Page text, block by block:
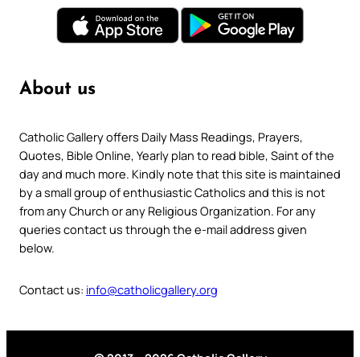
About us
Catholic Gallery offers Daily Mass Readings, Prayers,
Quotes, Bible Online, Yearly plan to read bible, Saint of the
day and much more. Kindly note that this site is maintained
by a small group of enthusiastic Catholics and this is not
from any Church or any Religious Organization. For any
queries contact us through the e-mail address given
below.
Contact us: info@catholicgallery.org